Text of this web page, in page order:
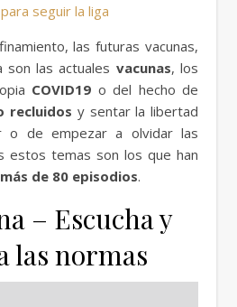
las futuras vacunas,
las actuales vacunas, los
COVID19 o del hecho de
recluidos y sentar la libertad
o de empezar a olvidar las
estos temas son los que han
más de 80 episodios.
– Escucha y
las normas